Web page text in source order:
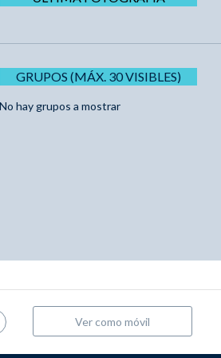
GRUPOS (MÁX. 30 VISIBLES)
No hay grupos a mostrar